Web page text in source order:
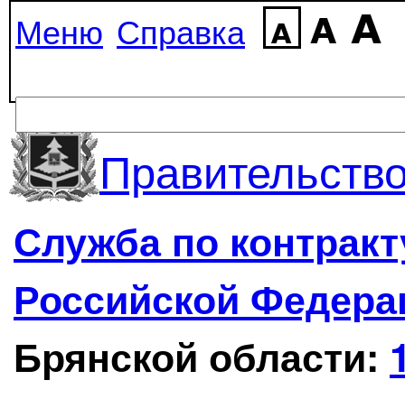
Меню Справка
Служба по
Российской
Брянской области: